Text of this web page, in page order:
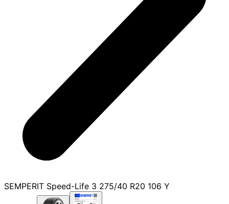
SEMPERIT Speed-Life 3 275/40 R20 106 Y